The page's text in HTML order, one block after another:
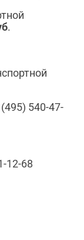
.
540-47-
12-68